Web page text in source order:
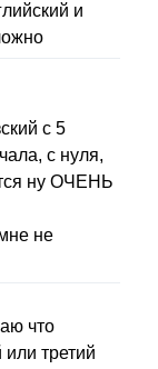
и
с 5
с нуля,
ну ОЧЕНЬ
не
что
третий